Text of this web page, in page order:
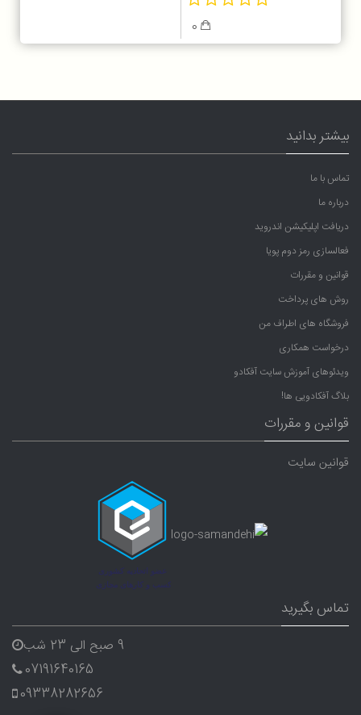
بیشتر بدانید
تماس با ما
درباره ما
دریافت اپلیکیشن اندروید
فعالسازی رمز دوم پویا
قوانین و مقررات
روش های پرداخت
فروشگاه های اطراف من
درخواست همکاری
ویدئوهای آموزش سایت آفکادو
بلاگ آفکادویی ها!
قوانین و مقررات
قوانین سایت
تماس بگیرید
9 صبح الی 23 شب
07191640165
09338282656